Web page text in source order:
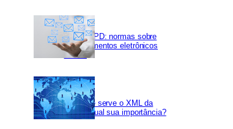
NF-e LGPD: normas sobre
os documentos eletrônicos
fiscais
Para que serve o XML da
NF-e e qual sua importância?